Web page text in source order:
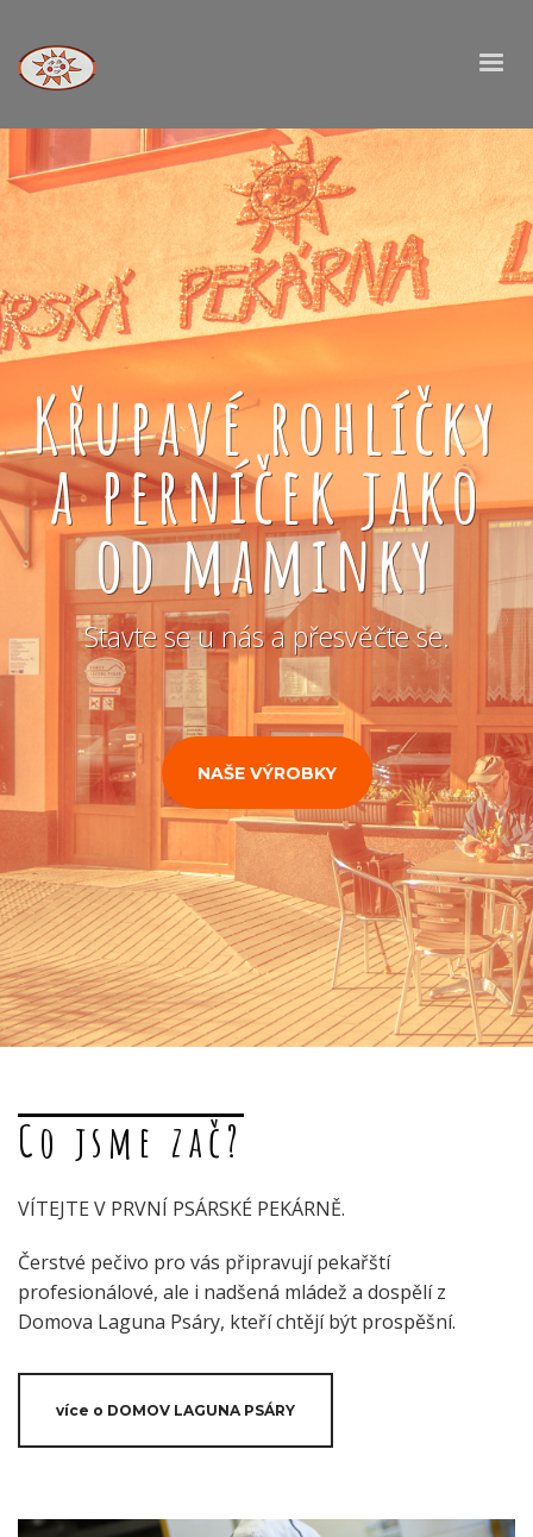
Křupavé rohlíčky
a perníček jako
od maminky
Stavte se u nás a přesvěčte se.
NAŠE VÝROBKY
Co jsme zač?
VÍTEJTE V PRVNÍ PSÁRSKÉ PEKÁRNĚ.
Čerstvé pečivo pro vás připravují pekařští
profesionálové, ale i nadšená mládež a dospělí z
Domova Laguna Psáry, kteří chtějí být prospěšní.
více o DOMOV LAGUNA PSÁRY